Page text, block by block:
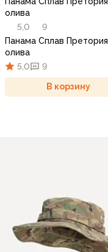
олива
5,0
9
Панама Сплав Претория
олива
5,0
9
В корзину